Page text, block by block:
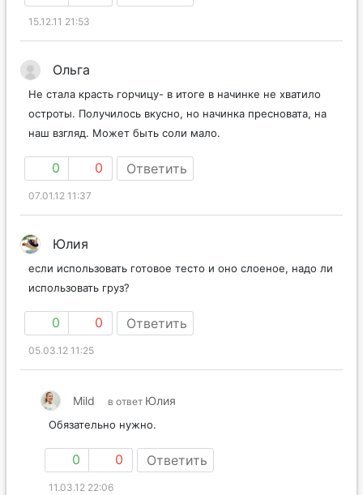
15.12.11 21:53
Ольга
Не стала красть горчицу- в итоге в начинке не хватило
остроты. Получилось вкусно, но начинка пресновата, на
наш взгляд. Может быть соли мало.
0 0 Ответить
07.01.12 11:37
Юлия
если использовать готовое тесто и оно слоеное, надо ли
использовать груз?
0 0 Ответить
05.03.12 11:25
Mild в ответ Юлия
Обязательно нужно.
0 0 Ответить
11.03.12 22:06